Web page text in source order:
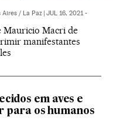
Aires / La Paz JUL 16, 2021 -
Mauricio Macri de
manifestantes
em aves e
para os humanos